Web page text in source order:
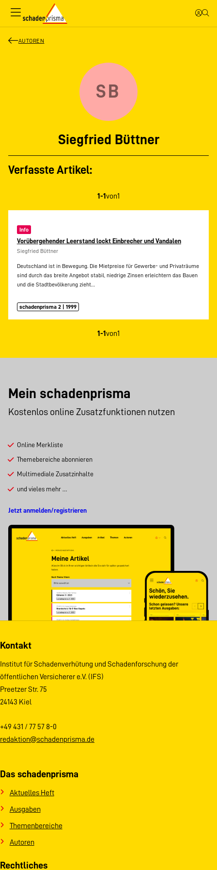
AUTOREN
SB
Siegfried Büttner
Verfasste Artikel:
1-1von1
Info
Vorübergehender Leerstand lockt Einbrecher und Vandalen
Siegfried Büttner
Deutschland ist in Bewegung. Die Mietpreise für Gewerbe- und Privaträume
sind durch das breite Angebot stabil, niedrige Zinsen erleichtern das Bauen
und die Stadtbevölkerung zieht…
schadenprisma 2 | 1999
1-1von1
Mein schadenprisma
Kostenlos online Zusatzfunktionen nutzen
Online Merkliste
Themebereiche abonnieren
Multimediale Zusatzinhalte
und vieles mehr …
Jetzt anmelden/registrieren
Kontakt
Institut für Schadenverhütung und Schadenforschung der
öffentlichen Versicherer e.V. (IFS)
Preetzer Str. 75
24143 Kiel
+49 431 / 77 57 8-0
redaktion@schadenprisma.de
Das schadenprisma
Aktuelles Heft
Ausgaben
Themenbereiche
Autoren
Rechtliches